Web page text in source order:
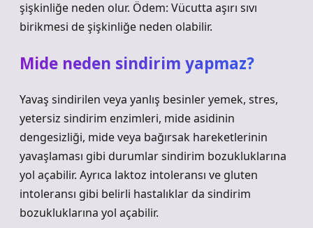
şişkinliğe neden olur. Ödem: Vücutta aşırı sıvı
birikmesi de şişkinliğe neden olabilir.
Mide neden sindirim yapmaz?
Yavaş sindirilen veya yanlış besinler yemek, stres,
yetersiz sindirim enzimleri, mide asidinin
dengesizliği, mide veya bağırsak hareketlerinin
yavaşlaması gibi durumlar sindirim bozukluklarına
yol açabilir. Ayrıca laktoz intoleransı ve gluten
intoleransı gibi belirli hastalıklar da sindirim
bozukluklarına yol açabilir.